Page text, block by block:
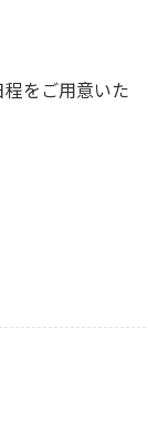
をご用意いた